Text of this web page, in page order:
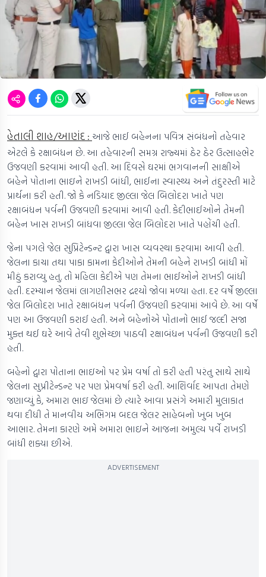
હેતાલી શાહ/આણંદ : આજે ભાઈ બહેનના પવિત્ર સંબંધનો તહેવાર
એટલે કે રક્ષાબંધન છે. આ તહેવારની સમગ્ર રાજ્યમાં ઠેર ઠેર ઉત્સાહભેર
ઉજવણી કરવામાં આવી હતી. આ દિવસે ઘરમાં ભગવાનની સાક્ષીએ
બહેને પોતાના ભાઇને રાખડી બાંધી, ભાઈના સ્વાસ્થ્ય અને તંદુરસ્તી માટે
પ્રાર્થના કરી હતી. જો કે નડિયાદ જીલ્લા જેલ બિલોદરા ખાતે પણ
રક્ષાબંધન પર્વની ઉજવણી કરવામાં આવી હતી. કેદીભાઈઓને તેમની
બહેન ખાસ રાખડી બાંધવા જીલ્લા જેલ બિલોદરા ખાતે પહોંચી હતી.
જેના પગલે જેલ સુપ્રિટેન્ડન્ટ દ્વારા ખાસ વ્યવસ્થા કરવામા આવી હતી.
જેલના કાચા તથા પાકા કામના કેદીઓને તેમની બહેને રાખડી બાંધી મોં
મીઠું કરાવ્યુ હતુ. તો મહિલા કેદીએ પણ તેમના ભાઈઓને રાખડી બાંધી
હતી. દરમ્યાન જેલમાં લાગણીસભર દ્રશ્યો જોવા મળ્યા હતા. દર વર્ષે જીલ્લા
જેલ બિલોદરા ખાતે રક્ષાબંધન પર્વની ઉજવણી કરવામાં આવે છે. આ વર્ષે
પણ આ ઉજવણી કરાઈ હતી. અને બહેનોએ પોતાનો ભાઈ જલ્દી સજા
મુક્ત થઈ ઘરે આવે તેવી શુભેચ્છા પાઠવી રક્ષાબંધન પર્વની ઉજવણી કરી
હતી.
બહેનો દ્વારા પોતાના ભાઇઓ પર પ્રેમ વર્ષા તો કરી હતી પરંતુ સાથે સાથે
જેલના સુપ્રીટેન્ડન્ટ પર પણ પ્રેમવર્ષા કરી હતી. આશિર્વાદ આપતા તેમણે
જણાવ્યું કે, અમારા ભાઇ જેલમાં છે ત્યારે આવા પ્રસંગે અમારી મુલાકાત
થવા દીધી તે માનવીય અભિગમ બદલ જેલર સાહેબનો ખુબ ખુબ
આભાર. તેમના કારણે અમે અમારા ભાઇને આજના અમુલ્ય પર્વે રાખડી
બાંધી શક્યા છીએ.
ADVERTISEMENT